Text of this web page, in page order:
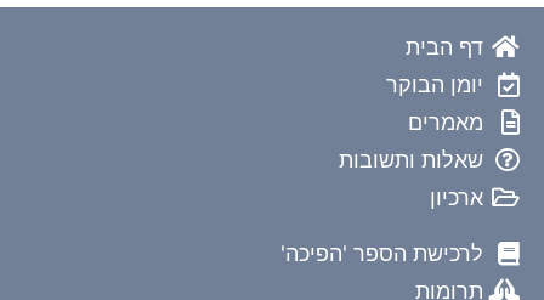
דף הבית
יומן הבוקר
מאמרים
שאלות ותשובות
ארכיון
לרכישת הספר 'הפיכה'
תרומות